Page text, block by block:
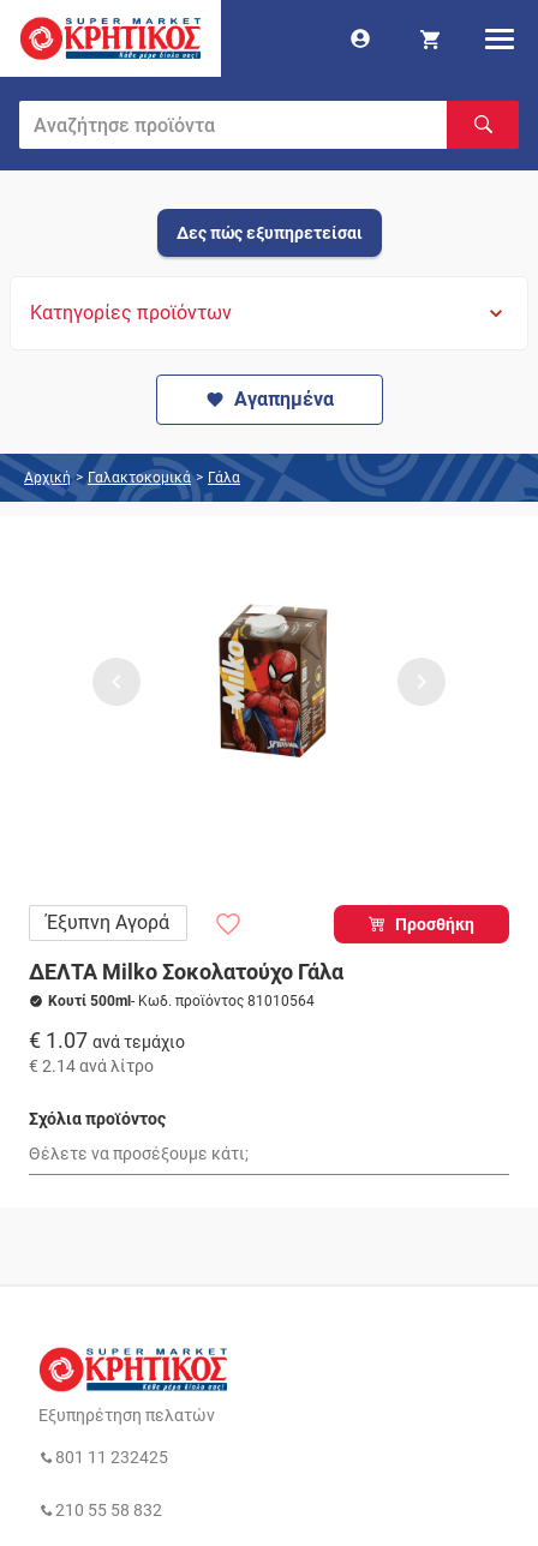
Δες πώς εξυπηρετείσαι
Κατηγορίες προϊόντων
Αγαπημένα
Αρχική > Γαλακτοκομικά > Γάλα
Έξυπνη Αγορά Προσθήκη
ΔΕΛΤΑ Milko Σοκολατούχο Γάλα
Κουτί 500ml - Κωδ. προϊόντος 81010564
€ 1.07 ανά τεμάχιο
€ 2.14ανά λίτρο
Σχόλια προϊόντος
Εξυπηρέτηση πελατών
801 11 232425
210 55 58 832